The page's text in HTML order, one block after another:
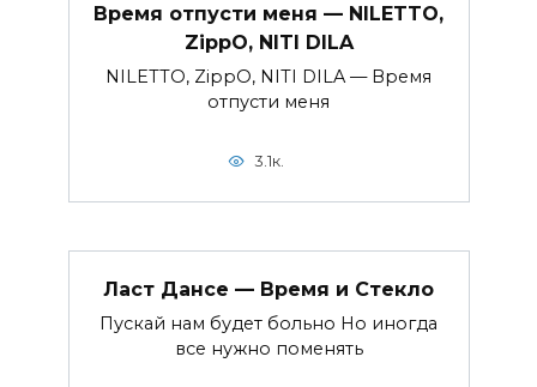
Время отпусти меня — NILETTO,
ZippO, NITI DILA
NILETTO, ZippO, NITI DILA — Время
отпусти меня
3.1к.
Ласт Дансе — Время и Стекло
Пускай нам будет больно Но иногда
все нужно поменять